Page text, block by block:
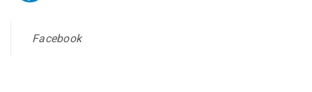
Facebook